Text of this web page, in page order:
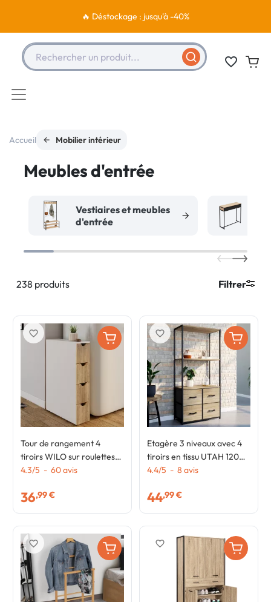
🔥 Déstockage : jusqu'à -40%
Rechercher un produit... favorite_border
Accueil Mobilier intérieur
Meubles d'entrée
Vestiaires et meubles
d'entrée
238 produits Filtrer
Tour de rangement 4
tiroirs WILO sur roulettes
colonne gain de place
4.3/5 - 60avis
36,99 €
favorite_border
Etagère 3 niveaux avec 4
tiroirs en tissu UTAH 120
cm meuble de rangement
4.4/5 - 8 avis
44,99 €
favorite_border
favorite_border favorite_border